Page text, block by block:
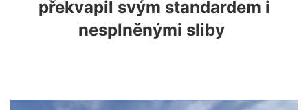
překvapil svým standardem i
nesplněnými sliby